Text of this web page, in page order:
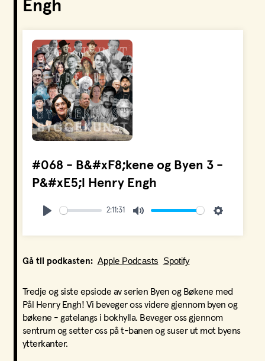
Engh
#068 - B&#xF8;kene og Byen 3 -
P&#xE5;l Henry Engh
2:11:31
Gå til podkasten: Apple Podcasts Spotify
Tredje og siste epsiode av serien Byen og Bøkene med
Pål Henry Engh! Vi beveger oss videre gjennom byen og
bøkene - gatelangs i bokhylla. Beveger oss gjennom
sentrum og setter oss på t-banen og suser ut mot byens
ytterkanter.